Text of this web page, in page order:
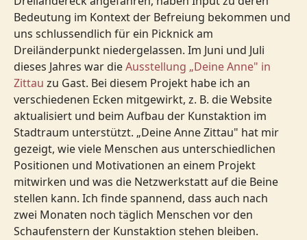
Bedeutung im Kontext der Befreiung bekommen und
uns schlussendlich für ein Picknick am
Dreiländerpunkt niedergelassen. Im Juni und Juli
dieses Jahres war dieAusstellung „Deine Anne" in
Zittau zu Gast. Bei diesem Projekt habe ich an
verschiedenen Ecken mitgewirkt, z. B. die Website
aktualisiert und beim Aufbau der Kunstaktion im
Stadtraum unterstützt. „Deine Anne Zittau" hat mir
gezeigt, wie viele Menschen aus unterschiedlichen
Positionen und Motivationen an einem Projekt
mitwirken und was die Netzwerkstatt auf die Beine
stellen kann. Ich finde spannend, dass auch nach
zwei Monaten noch täglich Menschen vor den
Schaufenstern der Kunstaktion stehen bleiben.